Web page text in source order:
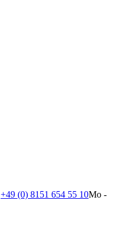
+49 (0) 8151 654 55 10Mo -